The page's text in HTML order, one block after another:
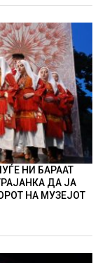
НИ БАРААТ
ДА ЈА
НА МУЗЕЈОТ